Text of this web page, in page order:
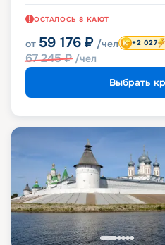
ОСТАЛОСЬ 8 КАЮТ
от 59 176 ₽ /чел
67 245₽ /чел
+2 027
Выбрать